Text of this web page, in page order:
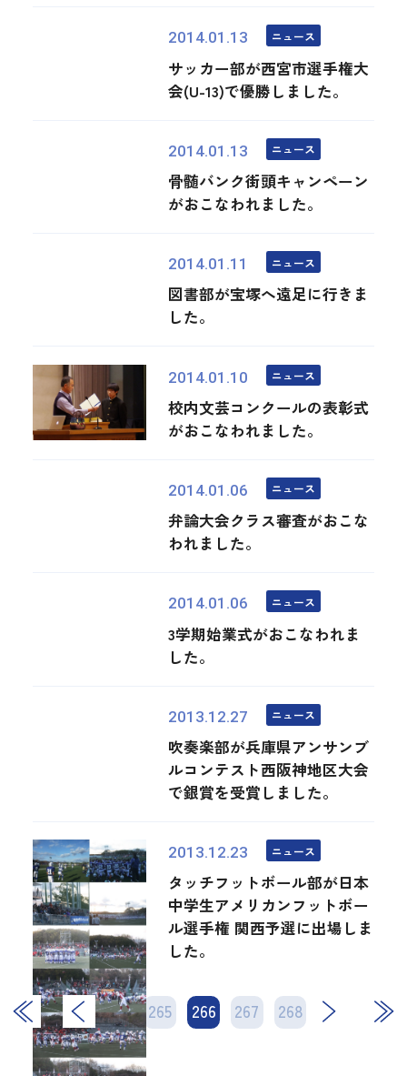
2014.01.13 ニュース
サッカー部が西宮市選手権大
会(U-13)で優勝しました。
2014.01.13 ニュース
骨髄バンク街頭キャンペーン
がおこなわれました。
2014.01.11 ニュース
図書部が宝塚へ遠足に行きま
した。
2014.01.10 ニュース
校内文芸コンクールの表彰式
がおこなわれました。
2014.01.06 ニュース
弁論大会クラス審査がおこな
われました。
2014.01.06 ニュース
3学期始業式がおこなわれま
した。
2013.12.27 ニュース
吹奏楽部が兵庫県アンサンブ
ルコンテスト西阪神地区大会
で銀賞を受賞しました。
2013.12.23 ニュース
タッチフットボール部が日本
中学生アメリカンフットボー
ル選手権 関西予選に出場しま
した。
264 265 266 267 268
次 最後